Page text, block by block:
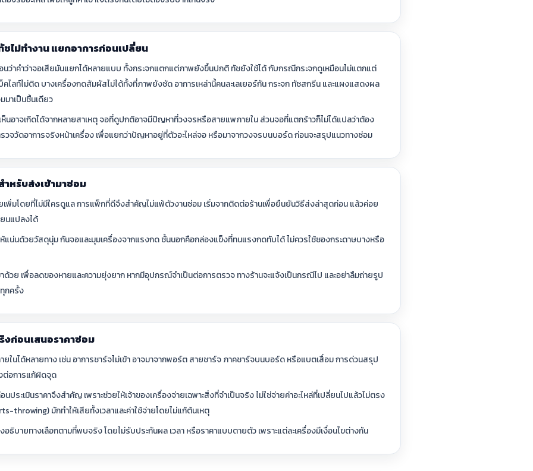
ไม่ทำงาน แยกอาการก่อนเปลี่ยน
อนว่าคำว่าจอเสียมันแยกได้หลายแบบ ทั้งกระจกแตกแต่ภาพยังขึ้นปกติ ทัชยังใช้ได้ กับกรณีกระจกดูเหมือนไม่แตกแต่
ไลท์ไม่ติด บางเครื่องกดสัมผัสไม่ได้ทั้งที่ภาพยังชัด อาการเหล่านี้คนละเลเยอร์กัน กระจก ทัชสกรีน และแผงแสดงผล
มาเป็นชิ้นเดียว
นอาจเกิดได้จากหลายสาเหตุ จอที่ดูปกติอาจมีปัญหาที่วงจรหรือสายแพภายใน ส่วนจอที่แตกร้าวก็ไม่ได้แปลว่าต้อง
วจวัดอาการจริงหน้าเครื่อง เพื่อแยกว่าปัญหาอยู่ที่ตัวอะไหล่จอ หรือมาจากวงจรบนบอร์ด ก่อนจะสรุปแนวทางซ่อม
หรับส่งเข้ามาซ่อม
เพิ่มโดยที่ไม่มีใครดูแล การแพ็กที่ดีจึงสำคัญไม่แพ้ตัวงานซ่อม เริ่มจากติดต่อร้านเพื่อยืนยันวิธีส่งล่าสุดก่อน แล้วค่อย
นแปลงได้
แน่นด้วยวัสดุนุ่ม กันจอและมุมเครื่องจากแรงกด ชั้นนอกคือกล่องแข็งที่ทนแรงกดทับได้ ไม่ควรใช้ซองกระดาษบางหรือ
วย เพื่อลดของหายและความยุ่งยาก หากมีอุปกรณ์จำเป็นต่อการตรวจ ทางร้านจะแจ้งเป็นกรณีไป และอย่าลืมถ่ายรูป
กครั้ง
งก่อนเสนอราคาซ่อม
ในได้หลายทาง เช่น อาการชาร์จไม่เข้า อาจมาจากพอร์ต สายชาร์จ ภาคชาร์จบนบอร์ด หรือแบตเสื่อม การด่วนสรุป
ต่อการแก้ผิดจุด
ระเมินราคาจึงสำคัญ เพราะช่วยให้เจ้าของเครื่องจ่ายเฉพาะสิ่งที่จำเป็นจริง ไม่ใช่จ่ายค่าอะไหล่ที่เปลี่ยนไปแล้วไม่ตรง
throwing) มักทำให้เสียทั้งเวลาและค่าใช้จ่ายโดยไม่แก้ต้นเหตุ
ธิบายทางเลือกตามที่พบจริง โดยไม่รับประกันผล เวลา หรือราคาแบบตายตัว เพราะแต่ละเครื่องมีเงื่อนไขต่างกัน